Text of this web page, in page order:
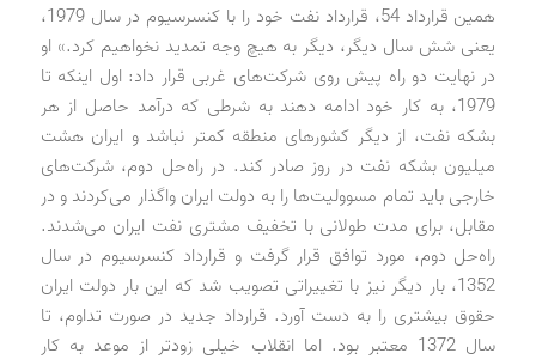
همین قرارداد 54، قرارداد نفت خود را با کنسرسیوم در سال 1979،
یعنی شش سال دیگر، دیگر به هیچ وجه تمدید نخواهیم کرد.» او
در نهایت دو راه پیش روی شرکت‌های غربی قرار داد: اول اینکه تا
1979، به کار خود ادامه دهند به شرطی که درآمد حاصل از هر
بشکه نفت، از دیگر کشورهای منطقه کمتر نباشد و ایران هشت
میلیون بشکه نفت در روز صادر کند. در راه‌حل دوم، شرکت‌های
خارجی باید تمام مسوولیت‌ها را به دولت ایران واگذار می‌کردند و در
مقابل، برای مدت طولانی با تخفیف مشتری نفت ایران می‌شدند.
راه‌حل دوم، مورد توافق قرار گرفت و قرارداد کنسرسیوم در سال
1352، بار دیگر نیز با تغییراتی تصویب شد که این بار دولت ایران
حقوق بیشتری را به دست آورد. قرارداد جدید در صورت تداوم، تا
سال 1372 معتبر بود. اما انقلاب خیلی زودتر از موعد به کار